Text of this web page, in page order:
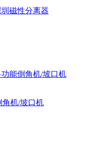
圳磁性分离器
功能倒角机/坡口机
角机/坡口机